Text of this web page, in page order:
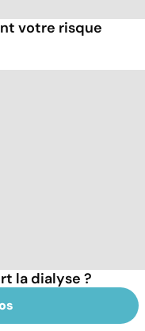
votre risque
la dialyse ?